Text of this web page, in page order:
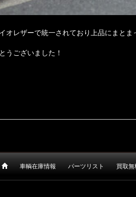
オレザーで統一されており上品にまとま
ございました！
車輌在庫情報 パーツリスト 買取無